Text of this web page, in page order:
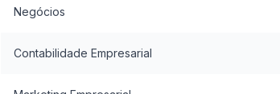
Negócios
Contabilidade Empresarial